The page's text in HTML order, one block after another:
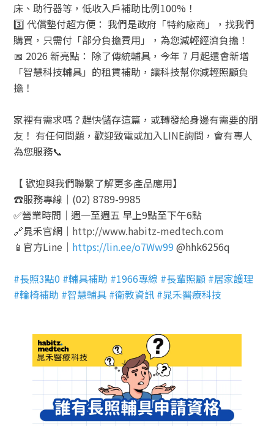
床、助行器等，低收入戶補助比例100%！
3️⃣ 代償墊付超方便： 我們是政府「特約廠商」，找我們
購買，只需付「部分負擔費用」，為您減輕經濟負擔！
📅 2026 新亮點： 除了傳統輔具，今年 7 月起還會新增
「智慧科技輔具」的租賃補助，讓科技幫你減輕照顧負
擔！
家裡有需求嗎？趕快儲存這篇，或轉發給身邊有需要的朋
友！ 有任何問題，歡迎致電或加入LINE詢問，會有專人
為您服務📞
【 歡迎與我們聯繫了解更多產品應用】
☎️服務專線｜(02) 8789-9985
✅營業時間｜週一至週五 早上9點至下午6點
🔗晁禾官網｜ http://www.habitz-medtech.com
📱官方Line｜ https://lin.ee/o7Ww99@hhk6256q
#長照3點0 #輔具補助 #1966專線 #長輩照顧 #居家護理
#輪椅補助 #智慧輔具 #衛教資訊 #晁禾醫療科技